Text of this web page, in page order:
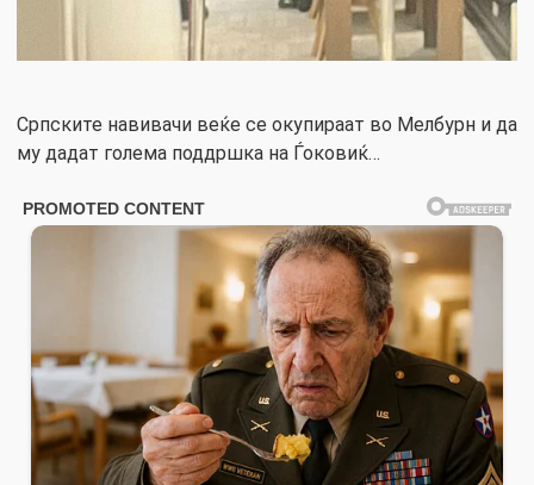
Српските навивачи веќе се окупираат во Мелбурн и да
му дадат голема поддршка на Ѓоковиќ…